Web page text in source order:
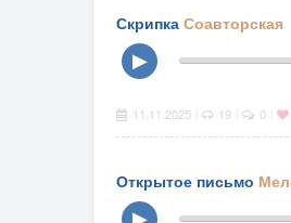
Скрипка Соавторская
▶
11.11.2025 19 0
Открытое письмо
▶